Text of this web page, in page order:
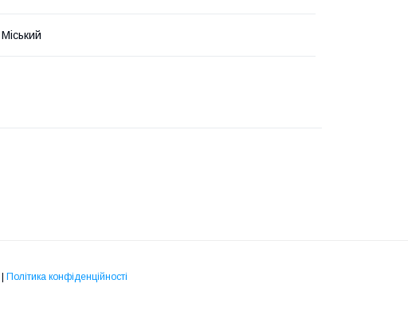
Міський
| Політика конфіденційності